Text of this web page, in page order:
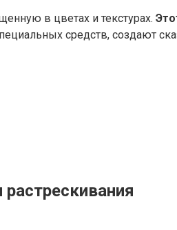
в цветах и текстурах.
средств, создают